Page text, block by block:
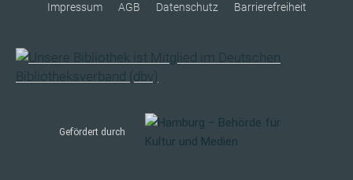
Impressum AGB Datenschutz Barrierefreiheit
Gefördert durch